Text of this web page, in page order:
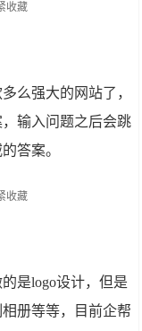
么强大的网站了，
输入问题之后会跳
答案。
是logo设计，但是
册等等，目前企帮